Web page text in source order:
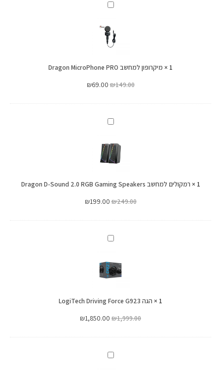
מיקרופון
Dragon
MicroPhone
1
× מיקרופון למחשב Dragon MicroPhone PRO
₪149.00
₪69.00
רמקולים
Dragon
D-
2.0
Speakers
1
×רמקולים למחשב Dragon D-Sound 2.0 RGB Gaming Speakers
₪249.00
₪199.00
הגה
Driving
Force
1
× הגה LogiTech Driving Force G923
₪1,999.00
₪1,850.00
ידית